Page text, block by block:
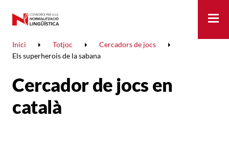
Inici Totjoc
Cercadors de jocs
Els superherois de la sabana
Cercador de jocs en
català